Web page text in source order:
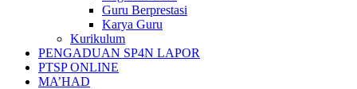
Guru Berprestasi
Karya Guru
Kurikulum
PENGADUAN SP4N LAPOR
PTSP ONLINE
MA’HAD